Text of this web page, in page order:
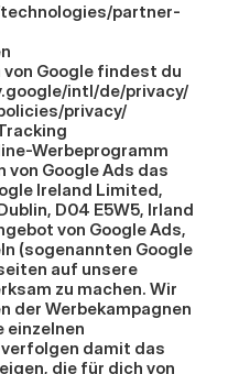
partner-
Google findest du
intl/de/privacy/
privacy/
Werbeprogramm
von Google Ads das
Ireland Limited,
D04 E5W5, Irland
von Google Ads,
(sogenannten Google
auf unsere
zu machen. Wir
der Werbekampagnen
einzelnen
damit das
die für dich von